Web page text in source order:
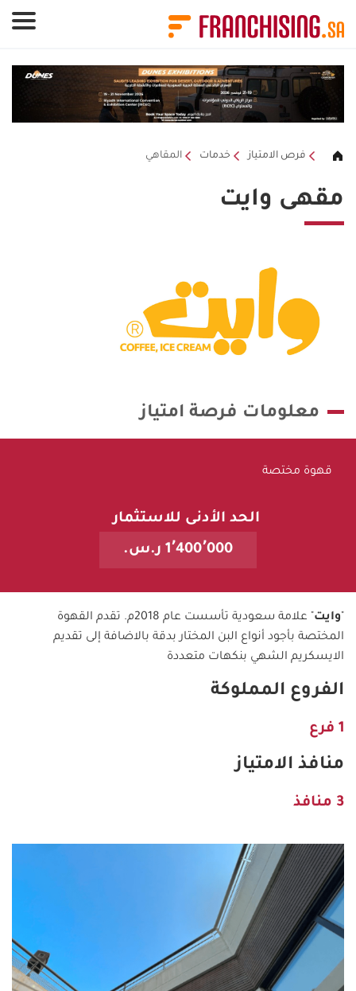
فرص الامتياز خدمات المقاهي
مقهى وايت
معلومات فرصة امتياز
قهوة مختصة
الحد الأدنى للاستثمار
1٬400٬000 ر.س.
وايت
" علامة سعودية تأسست عام 2018م. تقدم القهوة
المختصة بأجود أنواع البن المختار بدقة بالاضافة إلى تقديم
الايسكريم الشهي بنكهات متعددة
الفروع المملوكة
1 فرع
منافذ الامتياز
3 منافذ
لوحة إدارة ملفات تعريف الارتباط